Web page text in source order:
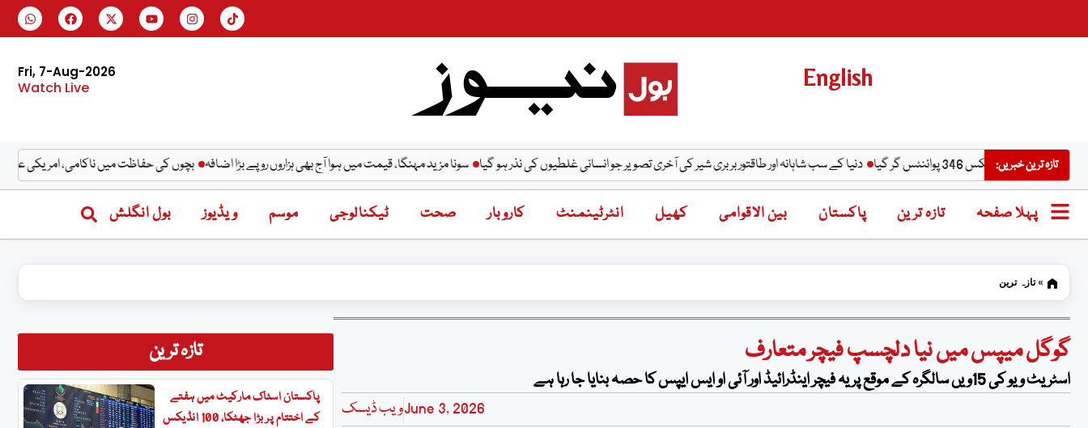
Fri, 7-Aug-2026
Watch Live English
تازہ ترین خبریں: دنیا کے سب شاہانہ اور طاقتور بربری شیر کی آخری تصویر جو انسانی غلطیوں کی نذر ہو گیا سونا مزید مہنگا، قیمت میں ہوا آج بھی ہزاروں روپے بڑا اضافہ بچوں کی حفاظت میں ناکامی، امریکی عدالت نے میٹا
پہلا صفحہ تازہ ترین پاکستان بین الاقوامی کھیل انٹرٹینمنٹ کاروبار صحت ٹیکنالوجی موسم ویڈیوز بول انگلش
»تازہ ترین
تازہ ترین
پاکستان اسٹاک مارکیٹ میں ہفتے
کے اختتام پر بڑا جھٹکا، 100 انڈیکس
گوگل میپس میں نیا دلچسپ فیچر متعارف
اسٹریٹ ویو کی 15ویں سالگرہ کے موقع پر یہ فیچر اینڈرائیڈ اور آئی او ایس ایپس کا حصہ بنایا جا رہا ہے
ویب ڈیسکJune 3, 2026